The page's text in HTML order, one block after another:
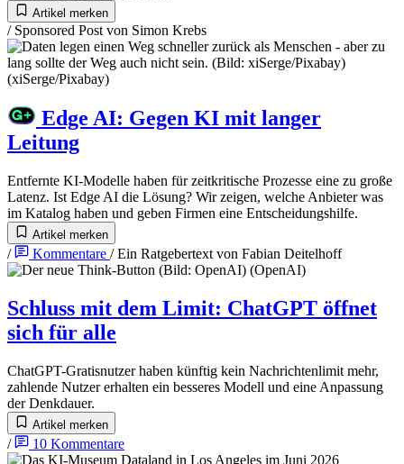
Artikel merken
/ Sponsored Post von Simon Krebs
Edge AI: Gegen KI mit langer
Leitung
Entfernte KI-Modelle haben für zeitkritische Prozesse eine zu große
Latenz. Ist Edge AI die Lösung? Wir zeigen, welche Anbieter was
im Katalog haben und geben Firmen eine Entscheidungshilfe.
Artikel merken
/ Kommentare / Ein Ratgebertext von Fabian Deitelhoff
Schluss mit dem Limit: ChatGPT öffnet
sich für alle
ChatGPT-Gratisnutzer haben künftig kein Nachrichtenlimit mehr,
zahlende Nutzer erhalten ein besseres Modell und eine Anpassung
der Denkdauer.
Artikel merken
/ 10 Kommentare